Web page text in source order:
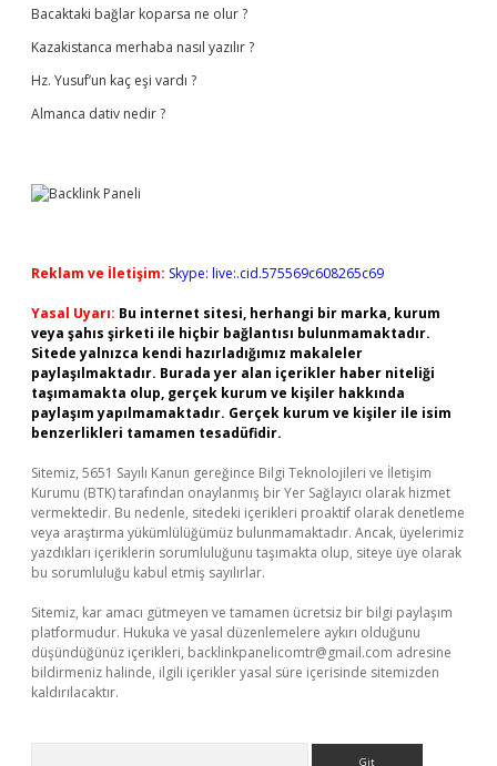
Bacaktaki bağlar koparsa ne olur ?
Kazakistanca merhaba nasıl yazılır ?
Hz. Yusuf’un kaç eşi vardı ?
Almanca dativ nedir ?
Reklam ve İletişim: Skype: live:.cid.575569c608265c69
Yasal Uyarı: Bu internet sitesi, herhangi bir marka, kurum
veya şahıs şirketi ile hiçbir bağlantısı bulunmamaktadır.
Sitede yalnızca kendi hazırladığımız makaleler
paylaşılmaktadır. Burada yer alan içerikler haber niteliği
taşımamakta olup, gerçek kurum ve kişiler hakkında
paylaşım yapılmamaktadır. Gerçek kurum ve kişiler ile isim
benzerlikleri tamamen tesadüfidir.
Sitemiz, 5651 Sayılı Kanun gereğince Bilgi Teknolojileri ve İletişim
Kurumu (BTK) tarafından onaylanmış bir Yer Sağlayıcı olarak hizmet
vermektedir. Bu nedenle, sitedeki içerikleri proaktif olarak denetleme
veya araştırma yükümlülüğümüz bulunmamaktadır. Ancak, üyelerimiz
yazdıkları içeriklerin sorumluluğunu taşımakta olup, siteye üye olarak
bu sorumluluğu kabul etmiş sayılırlar.
Sitemiz, kar amacı gütmeyen ve tamamen ücretsiz bir bilgi paylaşım
platformudur. Hukuka ve yasal düzenlemelere aykırı olduğunu
düşündüğünüz içerikleri, backlinkpanelicomtr@gmail.com adresine
bildirmeniz halinde, ilgili içerikler yasal süre içerisinde sitemizden
kaldırılacaktır.